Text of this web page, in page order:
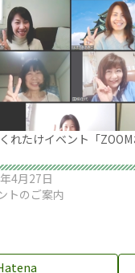
れたけイベント「
4月27日
トのご案内